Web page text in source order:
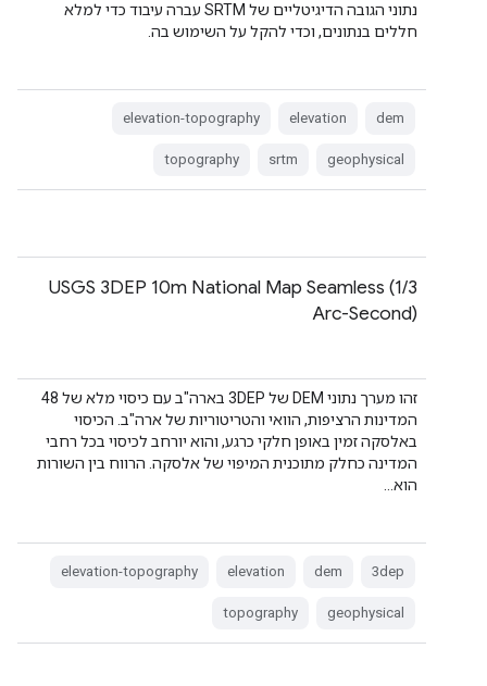
נתוני הגובה הדיגיטליים של SRTM עברה עיבוד כדי למלא
חללים בנתונים, וכדי להקל על השימוש בה.
dem
elevation
elevation-topography
geophysical
srtm
topography
USGS 3DEP 10m National Map Seamless (1/3
Arc-Second)
זהו מערך נתוני DEM של 3DEP בארה"ב עם כיסוי מלא של 48
המדינות הרציפות, הוואי והטריטוריות של ארה"ב. הכיסוי
באלסקה זמין באופן חלקי כרגע, והוא יורחב לכיסוי בכל רחבי
המדינה כחלק מתוכנית המיפוי של אלסקה. הרווח בין השורות
הוא…
3dep
dem
elevation
elevation-topography
geophysical
topography